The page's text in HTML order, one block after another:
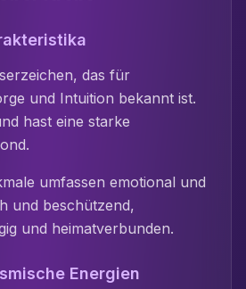
das für
und Intuition bekannt ist.
hast eine starke
.
umfassen emotional und
und beschützend,
und heimatverbunden.
Energien